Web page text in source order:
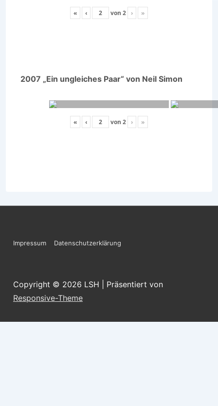
« ‹ von 2 › »
2007 „Ein ungleiches Paar“ von Neil Simon
« ‹ von 2 › »
Footer-
Impressum Datenschutzerklärung
Copyright © 2026 LSH
| Präsentiert von
Responsive-Theme